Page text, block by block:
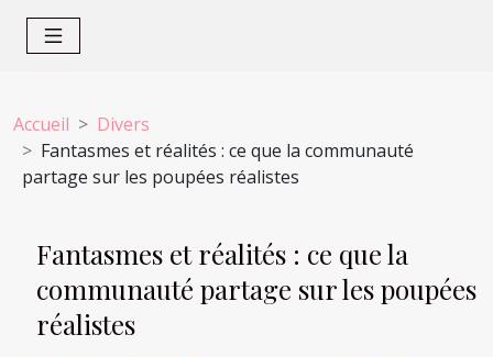
Accueil
Divers
Fantasmes et réalités : ce que la communauté
partage sur les poupées réalistes
Fantasmes et réalités : ce que la
communauté partage sur les poupées
réalistes